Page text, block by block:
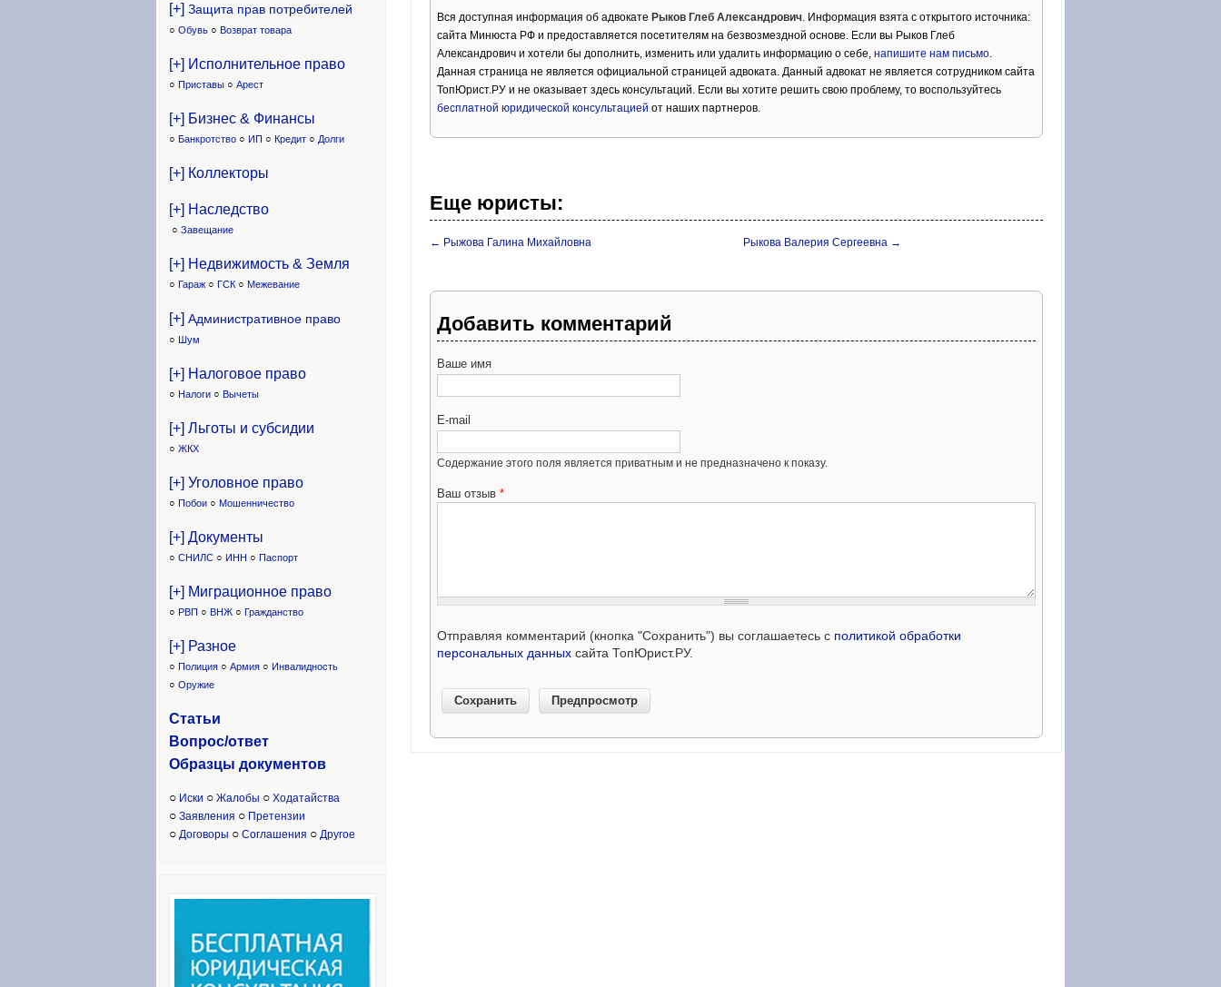
Вся доступная информация об адвокате Рыков Глеб Александрович. Информация взята с открытого источника:
сайта Минюста РФ и предоставляется посетителям на безвозмездной основе. Если вы Рыков Глеб
Александрович и хотели бы дополнить, изменить или удалить информацию о себе, напишите нам письмо.
Данная страница не является официальной страницей адвоката. Данный адвокат не является сотрудником сайта
ТопЮрист.РУ и не оказывает здесь консультаций. Если вы хотите решить свою проблему, то воспользуйтесь
бесплатной юридической консультацией от наших партнеров.
Еще юристы:
← Рыжова Галина Михайловна Рыкова Валерия Сергеевна →
Добавить комментарий
Ваше имя
E-mail
Содержание этого поля является приватным и не предназначено к показу.
Ваш отзыв *
Отправляя комментарий (кнопка "Сохранить") вы соглашаетесь с политикой обработки
персональных данных сайта ТопЮрист.РУ.
[+] Защита прав потребителей
○ Обувь ○ Возврат товара
[+] Исполнительное право
○ Приставы ○ Арест
[+] Бизнес & Финансы
○ Банкротство ○ ИП ○ Кредит ○ Долги
[+] Коллекторы
[+] Наследство
○ Завещание
[+] Недвижимость & Земля
○ Гараж ○ ГСК ○ Межевание
[+] Административное право
○ Шум
[+] Налоговое право
○ Налоги ○ Вычеты
[+] Льготы и субсидии
○ ЖКХ
[+] Уголовное право
○ Побои ○ Мошенничество
[+] Документы
○ СНИЛС ○ ИНН ○ Паспорт
[+] Миграционное право
○ РВП ○ ВНЖ ○ Гражданство
[+] Разное
○ Полиция ○ Армия ○ Инвалидность
○ Оружие
Статьи
Вопрос/ответ
Образцы документов
○ Иски ○ Жалобы ○ Ходатайства
○ Заявления ○ Претензии
○ Договоры ○ Соглашения ○ Другое